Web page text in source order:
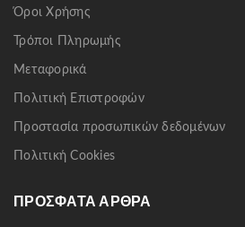
Όροι Χρήσης
Τρόποι Πληρωμής
Μεταφορικά
Πολιτική Επιστροφών
Προστασία προσωπικών δεδομένων
Πολιτική Cookies
ΠΡΌΣΦΑΤΑ ΆΡΘΡΑ